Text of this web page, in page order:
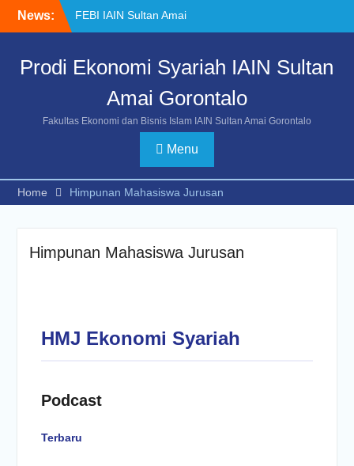
News:
FEBI IAIN Sultan Amai
Gorontalo Gelar Sekolah
Bursa Efek Indonesia
KKS TEMATIK 2023
Penerimaan Mahasiswa
Baru Ekonomi Syariah
Prodi Ekonomi Syariah IAIN Sultan
Amai Gorontalo
Fakultas Ekonomi dan Bisnis Islam IAIN Sultan Amai Gorontalo
Menu
Home Himpunan Mahasiswa Jurusan
Himpunan Mahasiswa Jurusan
HMJ Ekonomi Syariah
Podcast
Terbaru